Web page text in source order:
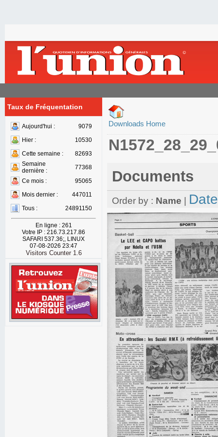
Taux de Fréquentation
Aujourd'hui :
9079
Hier :
10530
Cette semaine :
82693
Semaine
dernière :
77368
Ce mois :
95065
Mois dernier :
447011
Tous :
24891150
En ligne : 261
Votre IP : 216.73.217.86
SAFARI 537.36;, LINUX
07-08-2026 23:47
Visitors Counter 1.6
Downloads Home
Documents
Order by : Name Date